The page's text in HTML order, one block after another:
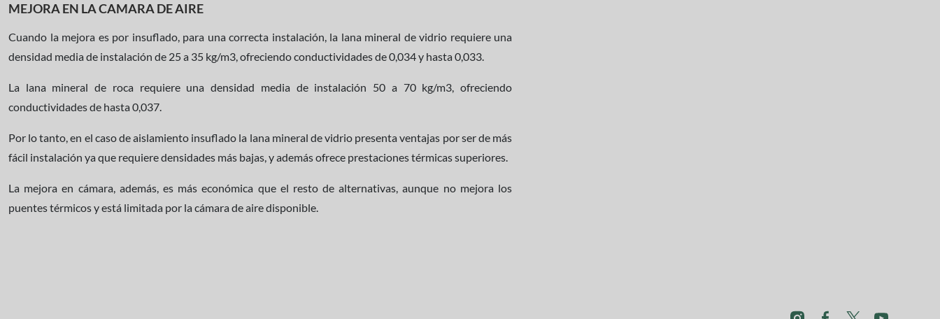
MEJORA EN LA CAMARA DE AIRE
Cuando la mejora es por insuflado, para una correcta instalación, la lana mineral de vidrio requiere una
densidad media de instalación de 25 a 35 kg/m3, ofreciendo conductividades de 0,034 y hasta 0,033.
La lana mineral de roca requiere una densidad media de instalación 50 a 70 kg/m3, ofreciendo
conductividades de hasta 0,037.
Por lo tanto, en el caso de aislamiento insuflado la lana mineral de vidrio presenta ventajas por ser de más
fácil instalación ya que requiere densidades más bajas, y además ofrece prestaciones térmicas superiores.
La mejora en cámara, además, es más económica que el resto de alternativas, aunque no mejora los
puentes térmicos y está limitada por la cámara de aire disponible.